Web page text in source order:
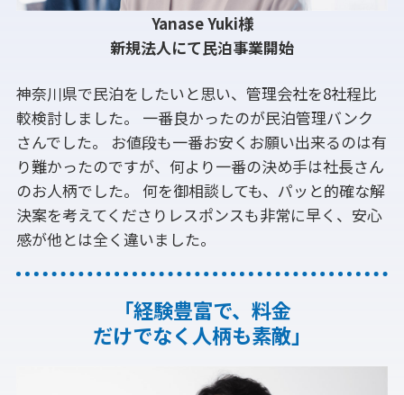
Yanase Yuki様
新規法人にて民泊事業開始
神奈川県で民泊をしたいと思い、管理会社を8社程比
較検討しました。 一番良かったのが民泊管理バンク
さんでした。 お値段も一番お安くお願い出来るのは有
り難かったのですが、何より一番の決め手は社長さん
のお人柄でした。 何を御相談しても、パッと的確な解
決案を考えてくださりレスポンスも非常に早く、安心
感が他とは全く違いました。
「経験豊富で、料金
だけでなく人柄も素敵」